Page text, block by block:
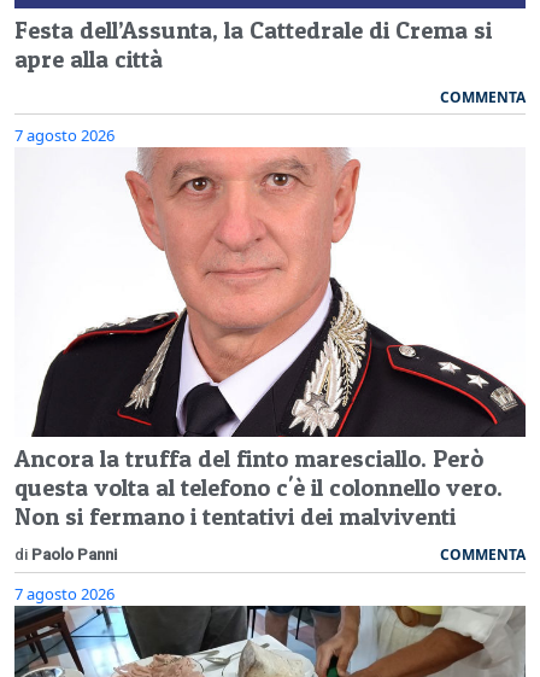
Festa dell’Assunta, la Cattedrale di Crema si
apre alla città
COMMENTA
7 agosto 2026
Ancora la truffa del finto maresciallo. Però
questa volta al telefono c'è il colonnello vero.
Non si fermano i tentativi dei malviventi
di Paolo Panni COMMENTA
7 agosto 2026